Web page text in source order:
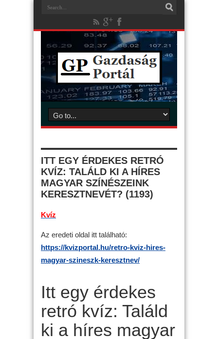
ITT EGY ÉRDEKES RETRÓ
KVÍZ: TALÁLD KI A HÍRES
MAGYAR SZÍNÉSZEINK
KERESZTNEVÉT? (1193)
Kvíz
Az eredeti oldal itt található:
https://kvizportal.hu/retro-kviz-hires-
magyar-szineszk-keresztnev/
Itt egy érdekes
retró kvíz: Találd
ki a híres magyar